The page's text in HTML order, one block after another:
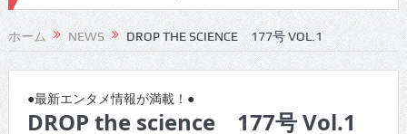
CINEMA×STYLE 292号
CINEMA×STYLE 291号
CINEMA×STYLE 290号
CINEMA×STYLE 289号
ホーム NEWS DROP THE SCIENCE 177号 VOL.1
●最新エンタメ情報が満載！●
DROP the science 177号 Vol.1